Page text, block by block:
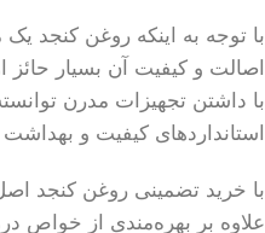
با توجه به اینکه روغن
اصالت و کیفیت آن بسیار
با داشتن تجهیزات مدرن
استانداردهای کیفیت و
با خرید تضمینی روغن کنجد
علاوه بر بهره‌مندی از خواص